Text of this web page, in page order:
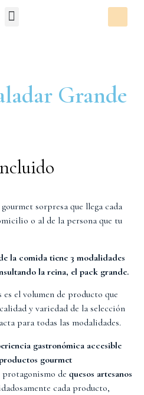
Grande
sorpresa que llega cada
o al de la persona que tu
la comida tiene 3 modalidades
la reina, el pack grande.
el volumen de producto que
y variedad de la selección
para todas las modalidades.
gastronómica accesible
gourmet
protagonismo de quesos artesanos
cada producto,